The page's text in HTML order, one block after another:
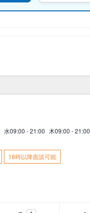
水09:00 - 21:00 木09:00 - 21:00
18時以降面談可能